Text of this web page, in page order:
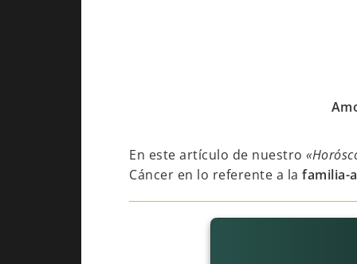
En este artículo de nuestro
Cáncer en lo referente a la familia-